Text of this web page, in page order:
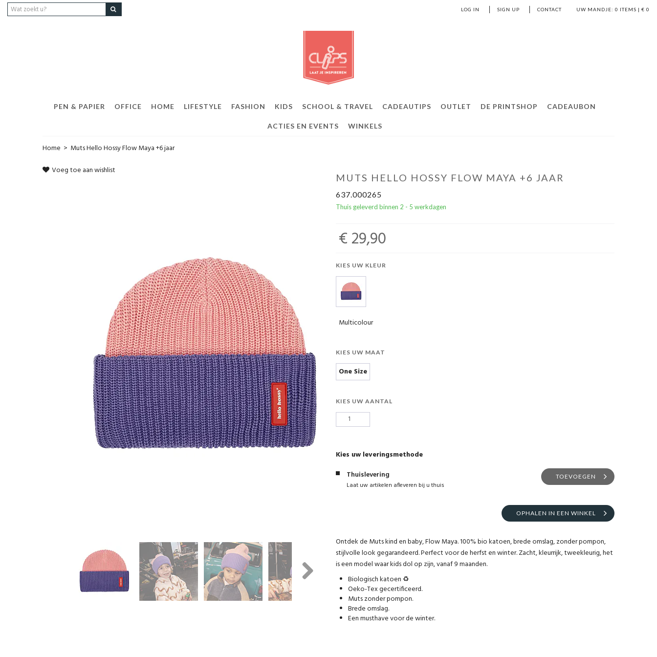
UW MANDJE: 0 ITEMS | € 0
LOG IN SIGN UP CONTACT
PEN & PAPIER OFFICE HOME LIFESTYLE FASHION KIDS SCHOOL & TRAVEL CADEAUTIPS OUTLET DE PRINTSHOP CADEAUBON
ACTIES EN EVENTS WINKELS
Home > Muts Hello Hossy Flow Maya +6 jaar
Voeg toe aan wishlist
MUTS HELLO HOSSY FLOW MAYA +6 JAAR
637.000265
Thuis geleverd binnen 2 - 5 werkdagen
€ 29,90
KIES UW KLEUR
Multicolour
KIES UW MAAT
One Size
KIES UW AANTAL
Kies uw leveringsmethode
Thuislevering
Laat uw artikelen afleveren bij u thuis
TOEVOEGEN
OPHALEN IN EEN WINKEL
Ontdek de Muts kind en baby, Flow Maya. 100% bio katoen, brede omslag, zonder pompon,
stijlvolle look gegarandeerd. Perfect voor de herfst en winter. Zacht, kleurrijk, tweekleurig, het
is een model waar kids dol op zijn, vanaf 9 maanden.
Biologisch katoen ♻️
Oeko-Tex gecertificeerd.
Muts zonder pompon.
Brede omslag.
Een musthave voor de winter.